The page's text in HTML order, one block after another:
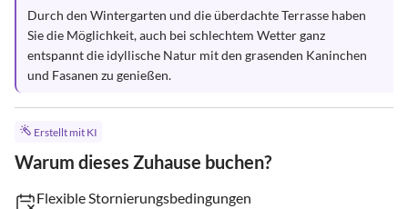
Durch den Wintergarten und die überdachte Terrasse haben
Sie die Möglichkeit, auch bei schlechtem Wetter ganz
entspannt die idyllische Natur mit den grasenden Kaninchen
und Fasanen zu genießen.
Erstellt mit KI
Warum dieses Zuhause buchen?
Flexible Stornierungsbedingungen